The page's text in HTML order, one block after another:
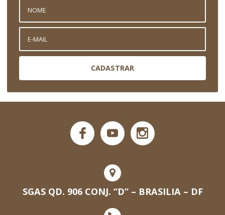
CADASTRAR
SGAS QD. 906 CONJ. “D” – BRASILIA – DF